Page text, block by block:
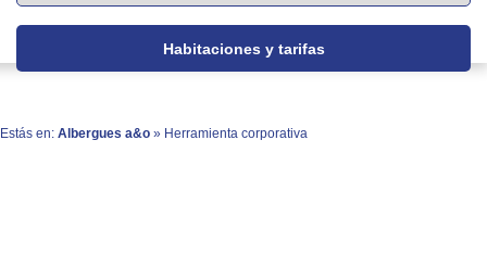
Habitaciones y tarifas
Estás en: Albergues a&o » Herramienta corporativa